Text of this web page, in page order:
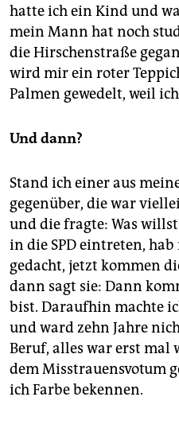
hatte ich ein Kind und
mein Mann hat noch
die Hirschenstraße
wird mir ein roter
Palmen gewedelt, weil
Und dann?
Stand ich einer aus
gegenüber, die war
und die fragte: Was
in die SPD eintreten,
gedacht, jetzt kommen
dann sagt sie: Dann
bist. Daraufhin machte
und ward zehn Jahre
Beruf, alles war erst mal
dem Misstrauensvotum
ich Farbe bekennen.